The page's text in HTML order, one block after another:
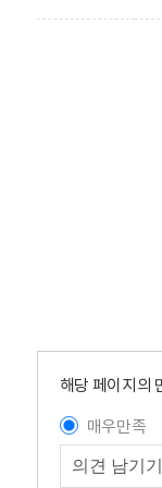
해당 페이지의
매우만족